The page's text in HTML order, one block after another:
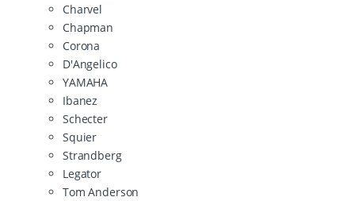
Charvel
Chapman
Corona
D'Angelico
YAMAHA
Ibanez
Schecter
Squier
Strandberg
Legator
Tom Anderson